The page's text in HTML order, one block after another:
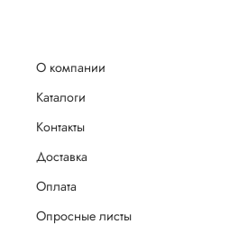
О компании
Каталоги
Контакты
Доставка
Оплата
Опросные листы